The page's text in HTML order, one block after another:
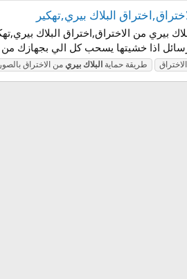
البلاك بيري,تهكير
بيري من الاختراق,اختراق البلاك
طريقة حماية البلاك بيريمن الاختراق بالصور